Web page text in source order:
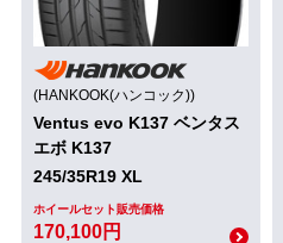
(HANKOOK(ハンコック))
Ventus evo K137 ベンタス
エボ K137
245/35R19 XL
ホイールセット販売価格
170,100円